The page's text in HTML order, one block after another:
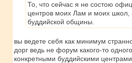
То, что сейчас я не состою
центров моих Лам и моих школ,
буддийской общины.
вы ведете себя как минимум
дорг ведь не форум какого-то
конкретными буддийскими